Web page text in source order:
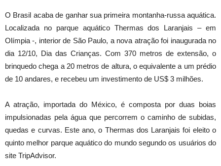
O Brasil acaba de ganhar sua primeira montanha-russa aquática.
Localizada no parque aquático Thermas dos Laranjais – em
Olímpia -, interior de São Paulo, a nova atração foi inaugurada no
dia 12/10, Dia das Crianças. Com 370 metros de extensão, o
brinquedo chega a 20 metros de altura, o equivalente a um prédio
de 10 andares, e recebeu um investimento de US$ 3 milhões.
A atração, importada do México, é composta por duas boias
impulsionadas pela água que percorrem o caminho de subidas,
quedas e curvas. Este ano, o Thermas dos Laranjais foi eleito o
quinto melhor parque aquático do mundo segundo os usuários do
site TripAdvisor.